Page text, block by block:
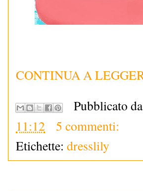
CONTINUA A
Pubblicato
11:12
5 commenti:
Etichette: dresslily